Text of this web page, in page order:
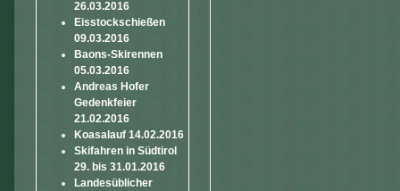
26.03.2016
Eisstockschießen
09.03.2016
Baons-Skirennen
05.03.2016
Andreas Hofer
Gedenkfeier
21.02.2016
Koasalauf 14.02.2016
Skifahren in Südtirol
29. bis 31.01.2016
Landesüblicher